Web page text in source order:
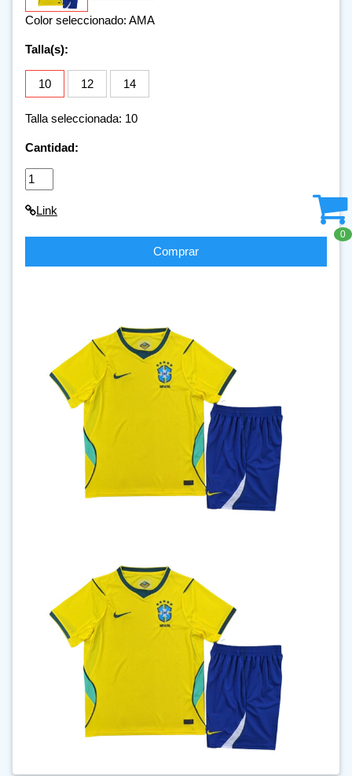
Color seleccionado: AMA
Talla(s):
10 12 14
Talla seleccionada: 10
Cantidad:
Link
Comprar
0